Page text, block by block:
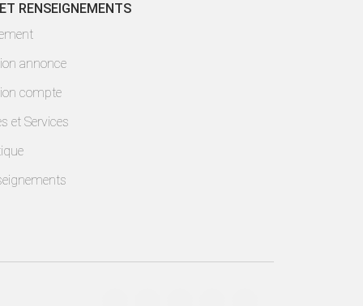
RENSEIGNEMENTS
annonce
compte
et Services